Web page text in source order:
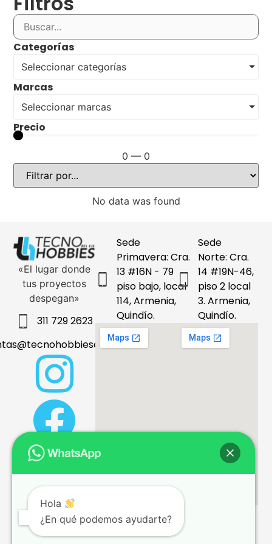
Categorías
Seleccionar categorías
Marcas
Seleccionar marcas
Precio
0 — 0
No data was found
«El lugar donde
tus proyectos
despegan»
311 729 2623
Sede
Primavera: Cra.
13 #16N - 79
piso bajo, local
114, Armenia,
Quindío.
Sede
Norte: Cra.
14 #19N-46,
piso 2 local
3. Armenia,
Quindío.
Hola
¿En qué podemos ayudarte?